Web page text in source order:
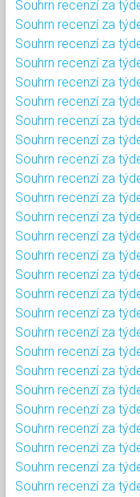
Souhrn recenzí za
Souhrn recenzí za
Souhrn recenzí za
Souhrn recenzí za
Souhrn recenzí za
Souhrn recenzí za
Souhrn recenzí za
Souhrn recenzí za
Souhrn recenzí za
Souhrn recenzí za
Souhrn recenzí za
Souhrn recenzí za
Souhrn recenzí za
Souhrn recenzí za
Souhrn recenzí za
Souhrn recenzí za
Souhrn recenzí za
Souhrn recenzí za
Souhrn recenzí za
Souhrn recenzí za
Souhrn recenzí za
Souhrn recenzí za
Souhrn recenzí za
Souhrn recenzí za
Souhrn recenzí za
Souhrn recenzí za